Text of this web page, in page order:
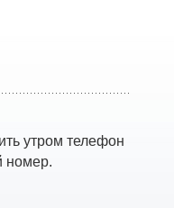
утром телефон
номер.